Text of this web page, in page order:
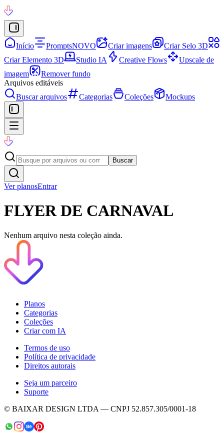
Início PromptsNOVO Criar imagens
Criar Selo 3D
Criar Elemento 3D
Studio IA Creative Flows
Upscale de
imagem
Remover fundo
Arquivos editáveis
Buscar arquivos
Categorias Coleções Mockups
Buscar
Ver planosEntrar
FLYER DE CARNAVAL
Nenhum arquivo nesta coleção ainda.
Planos
Categorias
Coleções
Criar com IA
Termos de uso
Política de privacidade
Direitos autorais
Seja um parceiro
Suporte
© BAIXAR DESIGN LTDA — CNPJ 52.857.305/0001-18